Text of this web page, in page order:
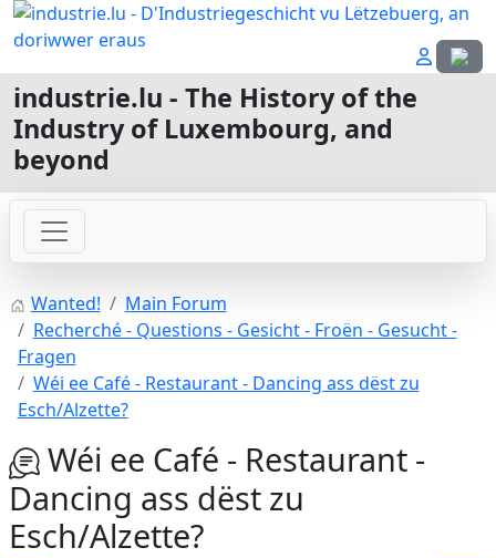
Select
industrie.lu - The History of the
Industry of Luxembourg, and
beyond
Wanted!
Main Forum
Recherché - Questions - Gesicht - Froën - Gesucht -
Fragen
Wéi ee Café - Restaurant - Dancing ass dëst zu
Esch/Alzette?
Wéi ee Café - Restaurant -
Dancing ass dëst zu
Esch/Alzette?